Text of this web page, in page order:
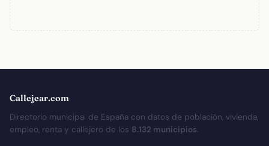
Callejear.com
Directorio municipal de España con datos de población, vivienda,
empleo, renta y callejero de los 8.132 municipios.